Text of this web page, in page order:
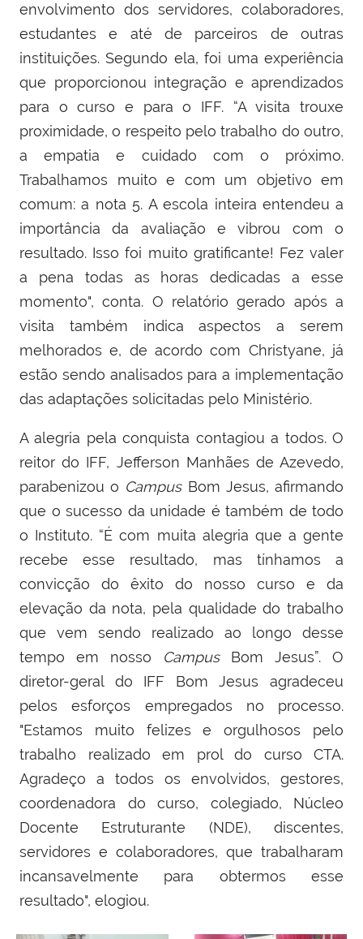
envolvimento dos servidores, colaboradores,
estudantes e até de parceiros de outras
instituições. Segundo ela, foi uma experiência
que proporcionou integração e aprendizados
para o curso e para o IFF. “A visita trouxe
proximidade, o respeito pelo trabalho do outro,
a empatia e cuidado com o próximo.
Trabalhamos muito e com um objetivo em
comum: a nota 5. A escola inteira entendeu a
importância da avaliação e vibrou com o
resultado. Isso foi muito gratificante! Fez valer
a pena todas as horas dedicadas a esse
momento", conta. O relatório gerado após a
visita também indica aspectos a serem
melhorados e, de acordo com Christyane, já
estão sendo analisados para a implementação
das adaptações solicitadas pelo Ministério.
A alegria pela conquista contagiou a todos. O
reitor do IFF, Jefferson Manhães de Azevedo,
parabenizou o Campus Bom Jesus, afirmando
que o sucesso da unidade é também de todo
o Instituto. “É com muita alegria que a gente
recebe esse resultado, mas tínhamos a
convicção do êxito do nosso curso e da
elevação da nota, pela qualidade do trabalho
que vem sendo realizado ao longo desse
tempo em nosso Campus
Bom Jesus”. O
diretor-geral do IFF Bom Jesus agradeceu
pelos esforços empregados no processo.
"Estamos muito felizes e orgulhosos pelo
trabalho realizado em prol do curso CTA.
Agradeço a todos os envolvidos, gestores,
coordenadora do curso, colegiado, Núcleo
Docente Estruturante (NDE), discentes,
servidores e colaboradores, que trabalharam
incansavelmente para obtermos esse
resultado", elogiou.